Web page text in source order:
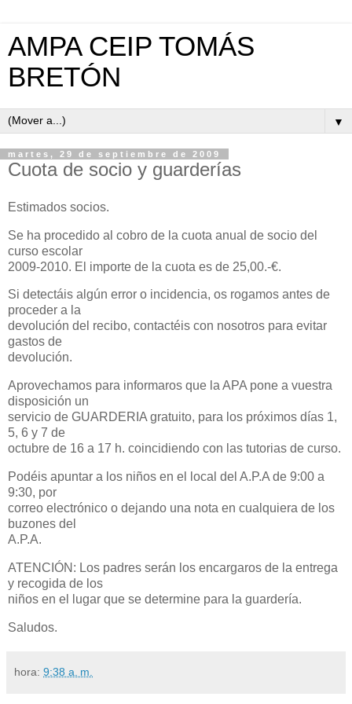
AMPA CEIP TOMÁS
BRETÓN
▼
martes, 29 de septiembre de 2009
Cuota de socio y guarderías
Estimados socios.
Se ha procedido al cobro de la cuota anual de socio del
curso escolar
2009-2010. El importe de la cuota es de 25,00.-€.
Si detectáis algún error o incidencia, os rogamos antes de
proceder a la
devolución del recibo, contactéis con nosotros para evitar
gastos de
devolución.
Aprovechamos para informaros que la APA pone a vuestra
disposición un
servicio de GUARDERIA gratuito, para los próximos días 1,
5, 6 y 7 de
octubre de 16 a 17 h. coincidiendo con las tutorias de curso.
Podéis apuntar a los niños en el local del A.P.A de 9:00 a
9:30, por
correo electrónico o dejando una nota en cualquiera de los
buzones del
A.P.A.
ATENCIÓN: Los padres serán los encargaros de la entrega
y recogida de los
niños en el lugar que se determine para la guardería.
Saludos.
hora: 9:38 a. m.